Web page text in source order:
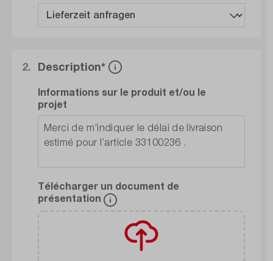
Description*
2.
Informations sur le produit et/ou le
projet
Télécharger un document de
présentation